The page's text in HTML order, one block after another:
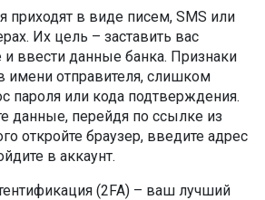
приходят в виде писем, SMS или
Их цель – заставить вас
и ввести данные банка. Признаки
отправителя, слишком
пароля или кода подтверждения.
данные, перейдя по ссылке из
откройте браузер, введите адрес
в аккаунт.
(2FA) – ваш лучший